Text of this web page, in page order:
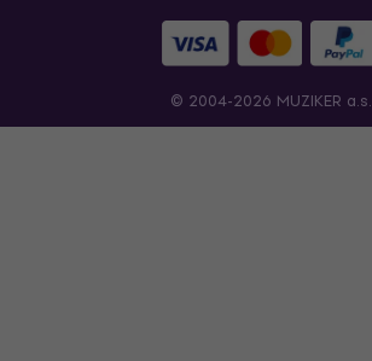
© 2004-2026 MUZIKER a.s.